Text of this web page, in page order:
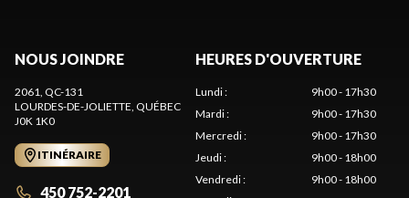
NOUS JOINDRE
2061, QC-131
LOURDES-DE-JOLIETTE , QUÉBEC
J0K 1K0
ITINÉRAIRE
450 752-2201
HEURES D'OUVERTURE
Lundi:
9h00 - 17h30
Mardi:
9h00 - 17h30
Mercredi:
9h00 - 17h30
Jeudi:
9h00 - 18h00
Vendredi:
9h00 - 18h00